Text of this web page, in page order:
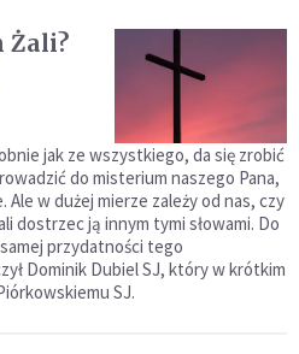
Żali?
jak ze wszystkiego, da się zrobić
do misterium naszego Pana,
Ale w dużej mierze zależy od nas, czy
dostrzec ją innym tymi słowami. Do
przydatności tego
Dominik Dubiel SJ, który w krótkim
SJ.